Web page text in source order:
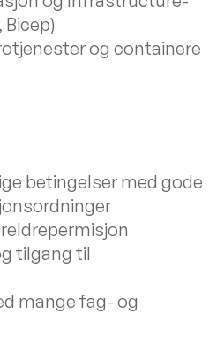
og containere
betingelser med gode
tilgang til
mange fag- og